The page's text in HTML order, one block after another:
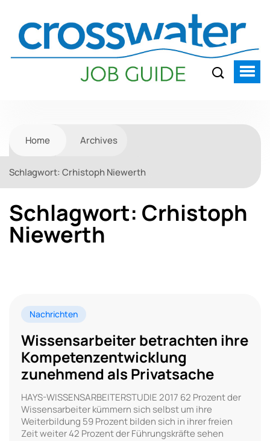
Home Archives
Schlagwort: Crhistoph Niewerth
Schlagwort: Crhistoph
Niewerth
Nachrichten
Wissensarbeiter betrachten ihre
Kompetenzentwicklung
zunehmend als Privatsache
HAYS-WISSENSARBEITERSTUDIE 2017 62 Prozent der
Wissensarbeiter kümmern sich selbst um ihre
Weiterbildung 59 Prozent bilden sich in ihrer freien
Zeit weiter 42 Prozent der Führungskräfte sehen